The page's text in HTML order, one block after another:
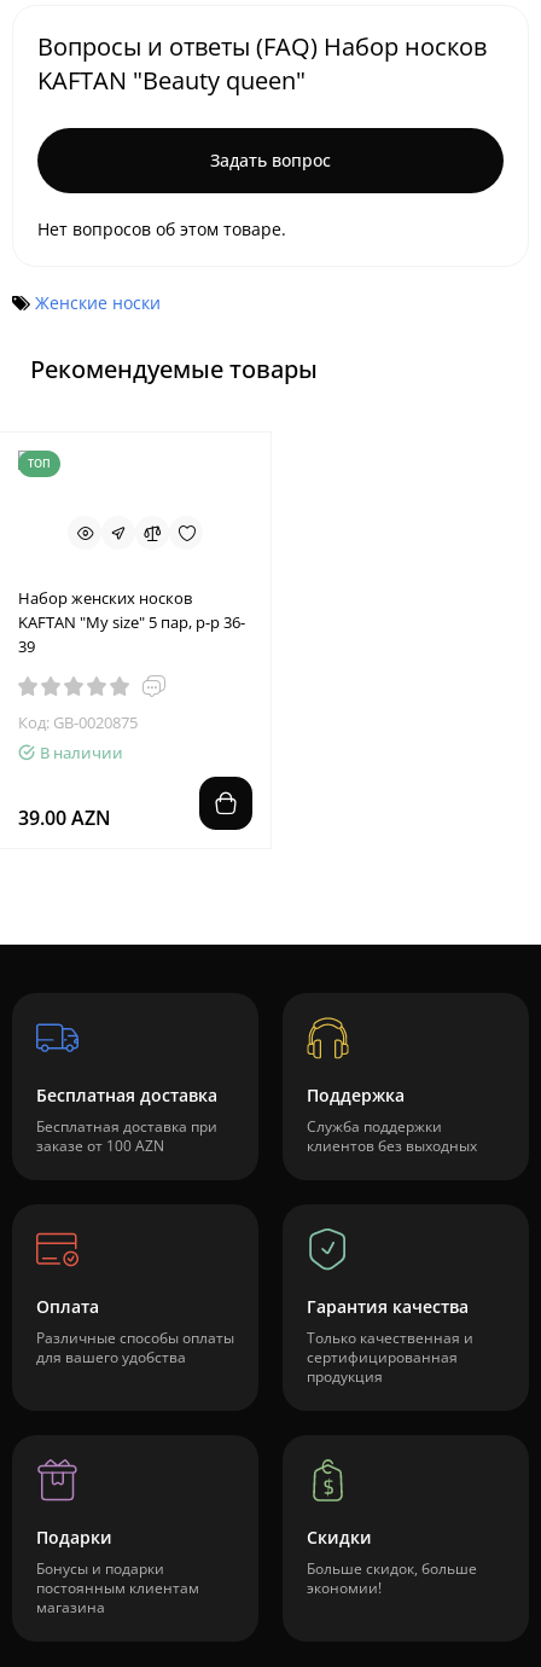
Вопросы и ответы (FAQ) Набор носков
KAFTAN "Beauty queen"
Задать вопрос
Нет вопросов об этом товаре.
Женские носки
Рекомендуемые товары
ТОП
Набор женских носков
KAFTAN "My size" 5 пар, р-р 36-
39
Код: GB-0020875
В наличии
39.00 AZN
Бесплатная доставка
Бесплатная доставка при
заказе от 100 AZN
Поддержка
Служба поддержки
клиентов без выходных
Оплата
Различные способы оплаты
для вашего удобства
Гарантия качества
Только качественная и
сертифицированная
продукция
Подарки
Бонусы и подарки
постоянным клиентам
магазина
Скидки
Больше скидок, больше
экономии!